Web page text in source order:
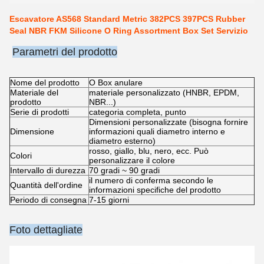
Escavatore AS568 Standard Metric 382PCS 397PCS Rubber
Seal NBR FKM Silicone O Ring Assortment Box Set Servizio
Parametri del prodotto
Nome del prodotto
O Box anulare
Materiale del
prodotto
materiale personalizzato (HNBR, EPDM,
NBR...)
Serie di prodotti
categoria completa, punto
Dimensione
Dimensioni personalizzate (bisogna fornire
informazioni quali diametro interno e
diametro esterno)
Colori
rosso, giallo, blu, nero, ecc. Può
personalizzare il colore
Intervallo di durezza 70 gradi ~ 90 gradi
Quantità dell'ordine
il numero di conferma secondo le
informazioni specifiche del prodotto
Periodo di consegna 7-15 giorni
Foto dettagliate